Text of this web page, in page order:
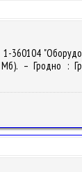
360104
– Гродно :